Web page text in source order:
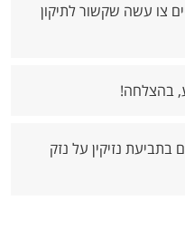
צו עשה שקשור לתיקון
בהצלחה!
בתביעת נזיקין על נזק